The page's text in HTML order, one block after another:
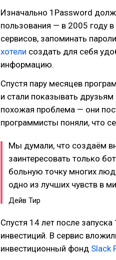
Изначально 1Password
пользования — в 2005 году
сервисов, запоминать
хотели создать для себя
информацию.
Спустя пару месяцев
и стали показывать
похожая проблема — они
программисты поняли, что
Мы думали, что создаём
заинтересовать только
больную точку многих
одно из лучших чувств в
Дейв Тир
Спустя 14 лет после
инвестиций. В сервис
инвестиционный фонд Slack